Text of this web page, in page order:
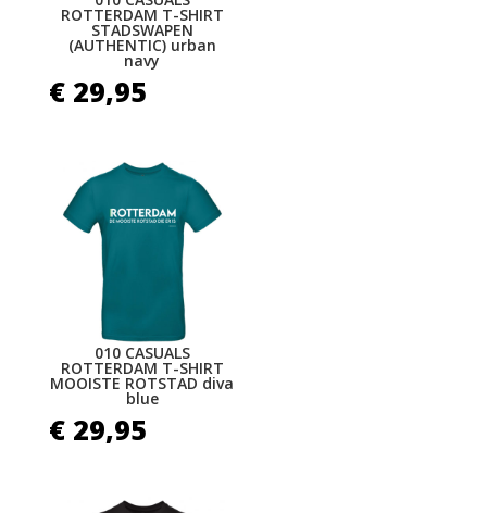
ROTTERDAM T-SHIRT
STADSWAPEN
(AUTHENTIC) urban
navy
€29,95
010 CASUALS
ROTTERDAM T-SHIRT
MOOISTE ROTSTAD diva
blue
€29,95